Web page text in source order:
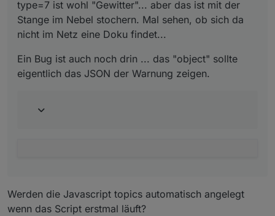
url='http://feed.alertspro.meteogroup.co
m/AlertsPro/AlertsProPollService.php?
method=getWarning&language=de&areaID=XXX
url=url.replace("XXXAREAXXX",warncellid)
; ! function createStates(n){ for (var
i=0; i<n;
{type:/createstate(channelid+".warning."
+i+".object","",forceinitstates,
type=7 ist wohl "Gewitter"... aber das ist mit der
Stange im Nebel stochern. Mal sehen, ob sich da
nicht im Netz eine Doku findet...
Ein Bug ist auch noch drin ... das "object" sollte
eigentlich das JSON der Warnung zeigen.
Werden die Javascript topics automatisch angelegt
wenn das Script erstmal läuft?